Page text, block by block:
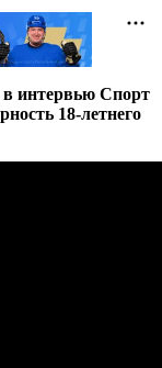
интервью Спорт
18-летнего